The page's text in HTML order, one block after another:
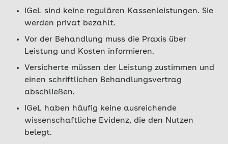
IGeL sind keine regulären Kassenleistungen. Sie
werden privat bezahlt.
Vor der Behandlung muss die Praxis über
Leistung und Kosten informieren.
Versicherte müssen der Leistung zustimmen und
einen schriftlichen Behandlungsvertrag
abschließen.
IGeL haben häufig keine ausreichende
wissenschaftliche Evidenz, die den Nutzen
belegt.